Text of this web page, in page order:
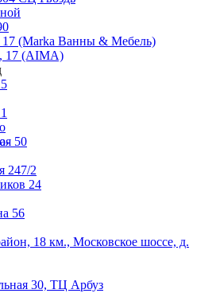
(Marka Ванны & Мебель)
17 (AIMA)
50
247/2
24
56
18 км., Московское шоссе, д.
30, ТЦ Арбуз